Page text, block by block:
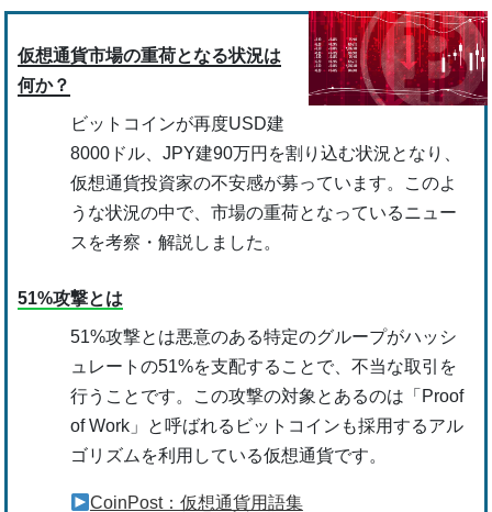
仮想通貨市場の重荷となる状況は
何か？
ビットコインが再度USD建
8000ドル、JPY建90万円を割り込む状況となり、
仮想通貨投資家の不安感が募っています。このよ
うな状況の中で、市場の重荷となっているニュー
スを考察・解説しました。
51%攻撃とは
51%攻撃とは悪意のある特定のグループがハッシ
ュレートの51%を支配することで、不当な取引を
行うことです。この攻撃の対象とあるのは「Proof
of Work」と呼ばれるビットコインも採用するアル
ゴリズムを利用している仮想通貨です。
CoinPost：仮想通貨用語集